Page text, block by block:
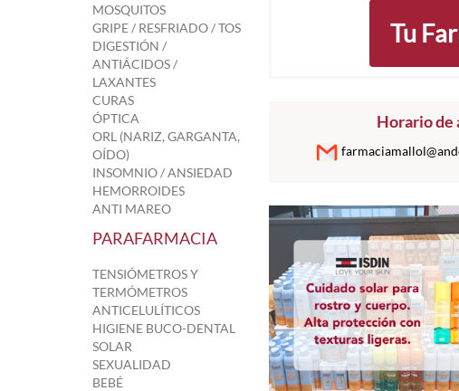
MOSQUITOS
GRIPE / RESFRIADO / TOS
DIGESTIÓN /
ANTIÁCIDOS /
LAXANTES
CURAS
ÓPTICA
ORL (NARIZ, GARGANTA,
OÍDO)
INSOMNIO / ANSIEDAD
HEMORROIDES
ANTI MAREO
PARAFARMACIA
TENSIÓMETROS Y
TERMÓMETROS
ANTICELULÍTICOS
HIGIENE BUCO-DENTAL
SOLAR
SEXUALIDAD
BEBÉ
Tu
Horario de